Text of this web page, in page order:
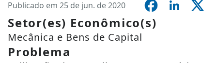
Publicado em 25 de jun. de 2020
Setor(es) Econômico(s)
Mecânica e Bens de Capital
Problema